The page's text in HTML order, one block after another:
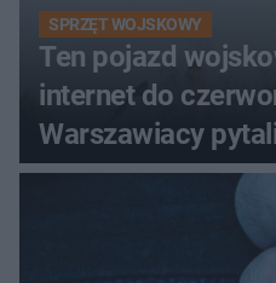
SPRZĘT WOJSKOWY
Ten pojazd
internet do
Warszawiacy